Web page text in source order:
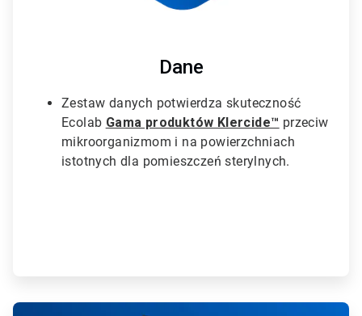
Dane
Zestaw danych potwierdza skuteczność
Ecolab Gama produktów Klercide™ przeciw
mikroorganizmom i na powierzchniach
istotnych dla pomieszczeń sterylnych.